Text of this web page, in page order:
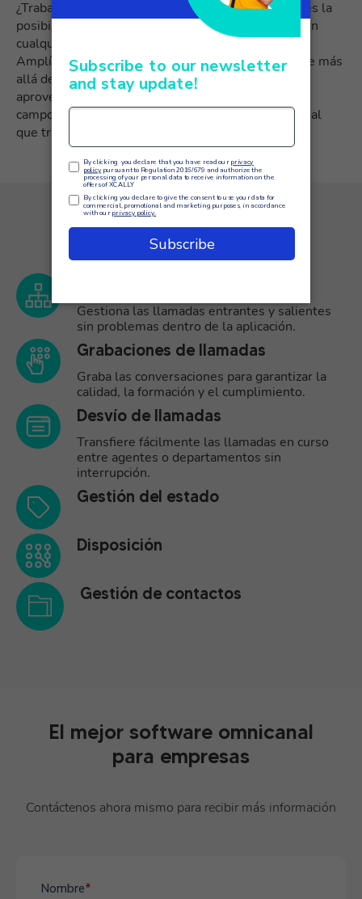
¿Trabajan tus agentes a distancia? Con la App tienes la
posibilidad de que tus agentes estén disponibles en
cualquier momento y lugar.
Amplía el alcance del servicio de atención al cliente más
allá de los centros de llamadas tradicionales
aprovechando XCALLY Mobile para los técnicos de
campo, los equipos de ventas externos o el personal
que trabaja en distintas ubicaciones.
Características principales
Gestiona las llamadas entrantes y salientes
sin problemas dentro de la aplicación.
Grabaciones de llamadas
Graba las conversaciones para garantizar la
calidad, la formación y el cumplimiento.
Desvío de llamadas
Transfiere fácilmente las llamadas en curso
entre agentes o departamentos sin
interrupción.
Gestión del estado
Disposición
Gestión de contactos
El mejor software omnicanal
para empresas
Contáctenos ahora mismo para recibir más información